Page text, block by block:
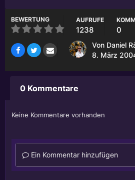
BEWERTUNG AUFRUFE
1238 0
Von Daniel
8. März
0 Kommentare
Keine Kommentare vorhanden
Ein Kommentar hinzufügen